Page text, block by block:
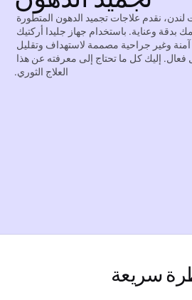
العلاج الثوري.
سريعة